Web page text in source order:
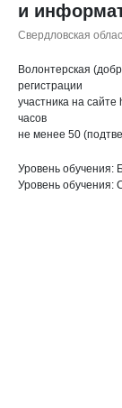
и
Свердловская
Волонтерская
регистрации
участника на
часов
не менее 50
Уровень обучения:
Уровень обучения: